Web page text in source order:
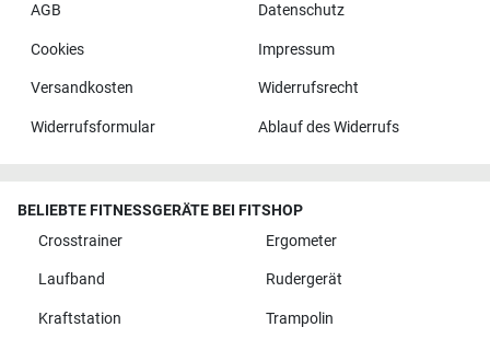
AGB
Datenschutz
Cookies Impressum
Versandkosten Widerrufsrecht
Widerrufsformular Ablauf des Widerrufs
BELIEBTE FITNESSGERÄTE BEI FITSHOP
Crosstrainer
Ergometer
Laufband Rudergerät
Kraftstation Trampolin